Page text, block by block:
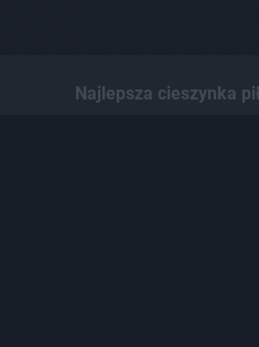
Najlepsza cieszynka